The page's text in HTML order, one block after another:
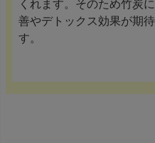
くれます。そのため竹炭
善やデトックス効果が期
す。